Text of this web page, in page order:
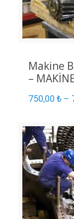
Makine
–
750,00 ₺–